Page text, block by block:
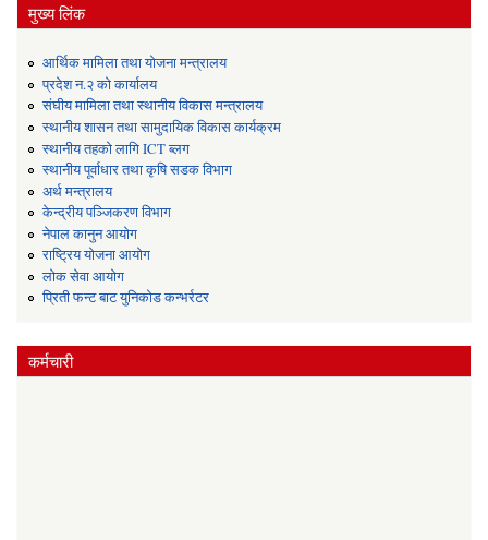
मुख्य लिंक
आर्थिक मामिला तथा योजना मन्त्रालय
प्रदेश न.२ को कार्यालय
संघीय मामिला तथा स्थानीय विकास मन्त्रालय
स्थानीय शासन तथा सामुदायिक विकास कार्यक्रम
स्थानीय तहको लागि ICT ब्लग
स्थानीय पूर्वाधार तथा कृषि सडक विभाग
अर्थ मन्त्रालय
केन्द्रीय पञ्जिकरण विभाग
नेपाल कानुन आयोग
राष्ट्रिय योजना आयोग
लोक सेवा आयोग
प्रिती फन्ट बाट युनिकोड कन्भर्रटर
कर्मचारी